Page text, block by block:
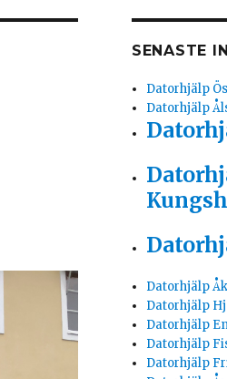
SENASTE
Datorhjälp
Datorhjälp
Datorhjälp
Datorhjälp
Datorhjälp
Datorhjälp
Datorhjälp